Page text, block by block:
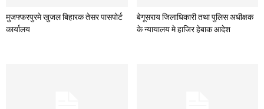
मुजफ्फरपुरमे खुजल बिहारक तेसर पासपोर्ट
कार्यालय
बेगूसराय जिलाधिकारी तथा पुलिस अधीक्षक
के न्यायालय मे हाजिर हेबाक आदेश